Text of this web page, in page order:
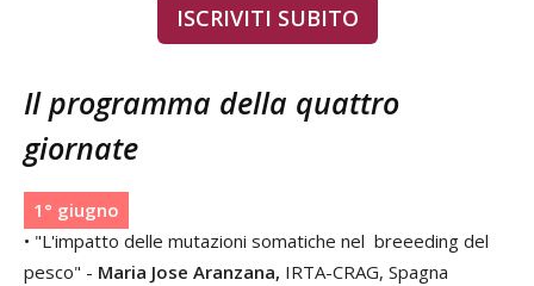
ISCRIVITI SUBITO
Il programma della quattro
giornate
1° giugno
• "L'impatto delle mutazioni somatiche nel breeeding del
pesco" - Maria Jose Aranzana, IRTA-CRAG, Spagna